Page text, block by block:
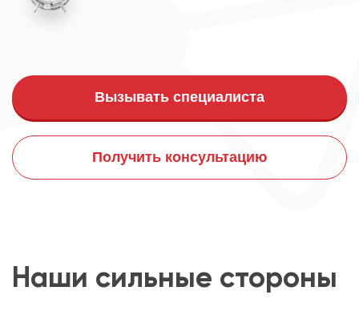
Вызывать специалиста
Получить консультацию
Наши сильные стороны